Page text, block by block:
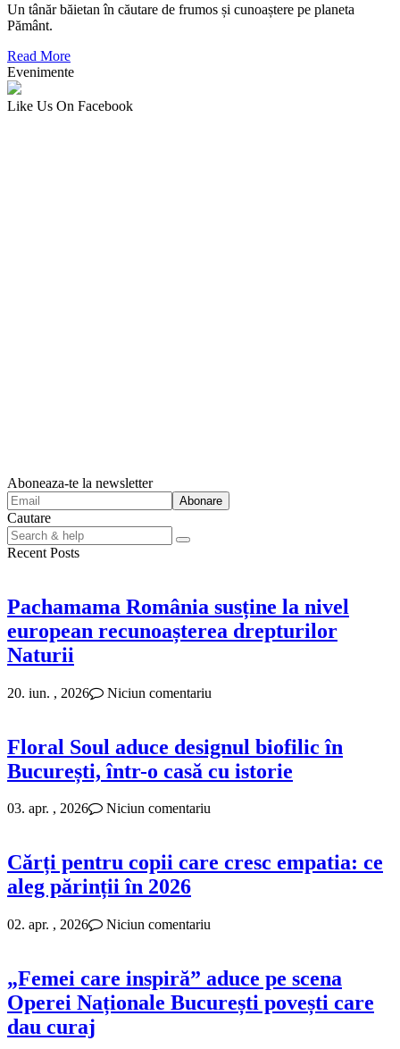
Un tânăr băietan în căutare de frumos și cunoaștere pe planeta
Pământ.
Read More
Evenimente
Like Us On Facebook
Aboneaza-te la newsletter
Cautare
Search
for:
Recent Posts
Pachamama România susține la nivel
european recunoașterea drepturilor
Naturii
20. iun. , 2026 Niciun comentariu
Floral Soul aduce designul biofilic în
București, într-o casă cu istorie
03. apr. , 2026 Niciun comentariu
Cărți pentru copii care cresc empatia: ce
aleg părinții în 2026
02. apr. , 2026 Niciun comentariu
„Femei care inspiră” aduce pe scena
Operei Naționale București povești care
dau curaj